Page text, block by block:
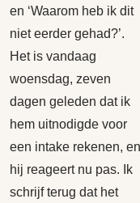
en ‘Waarom heb ik dit
niet eerder gehad?’.
Het is vandaag
woensdag, zeven
dagen geleden dat ik
hem uitnodigde voor
een intake rekenen, en
hij reageert nu pas. Ik
schrijf terug dat het